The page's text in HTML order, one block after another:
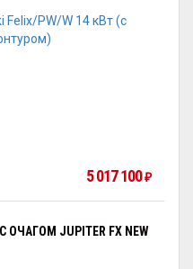
5 017 100₽
ОЧАГОМ JUPITER FX NEW